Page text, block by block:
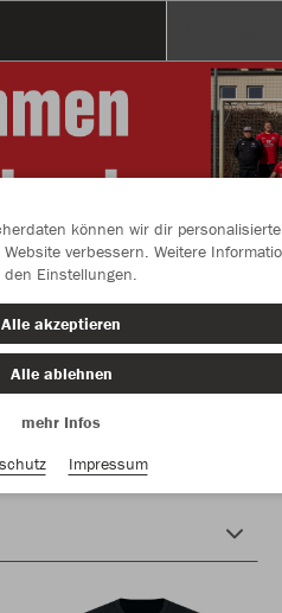
im Teamshop SV
Riestedt
können wir dir personalisierte
verbessern. Weitere
Einstellungen.
Alle akzeptieren
Alle ablehnen
mehr Infos
Impressum